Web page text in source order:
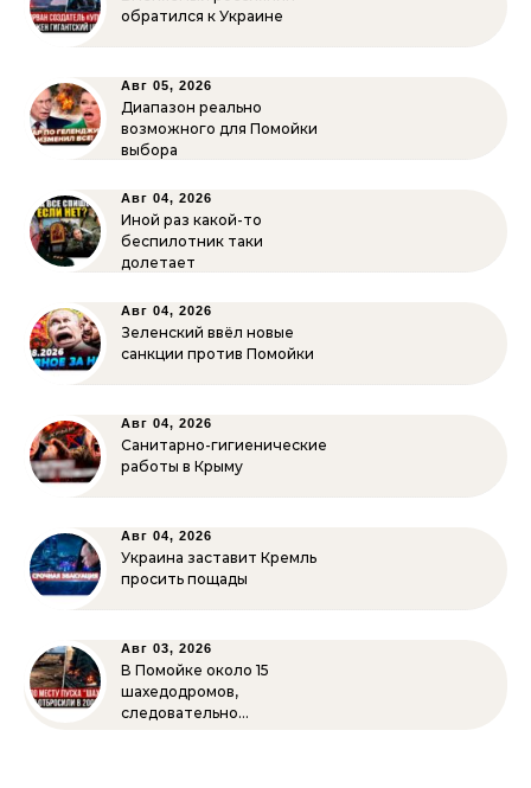
обратился к Украине
Авг 05, 2026
Диапазон реально
возможного для Помойки
выбора
Авг 04, 2026
Иной раз какой-то
беспилотник таки
долетает
Авг 04, 2026
Зеленский ввёл новые
санкции против Помойки
Авг 04, 2026
Санитарно-гигиенические
работы в Крыму
Авг 04, 2026
Украина заставит Кремль
просить пощады
Авг 03, 2026
В Помойке около 15
шахедодромов,
следовательно…